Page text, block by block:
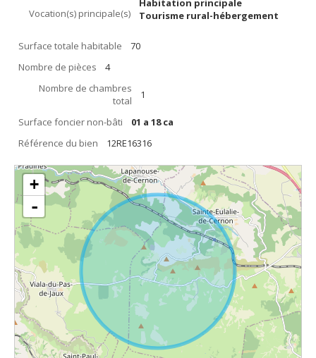
Vocation(s) principale(s)
Habitation principale
Tourisme rural-hébergement
Surface totale habitable
70
Nombre de pièces
4
Nombre de chambres
total
1
Surface foncier non-bâti
01 a 18 ca
Référence du bien
12RE16316
+
-